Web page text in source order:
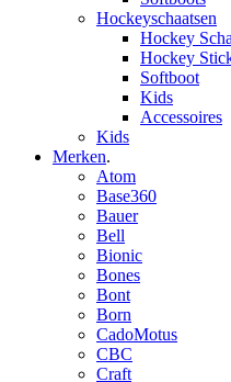
Hockeyschaatsen
Hockey
Hockey
Softboot
Kids
Accessoires
Kids
Merken.
Atom
Base360
Bauer
Bell
Bionic
Bones
Bont
Born
CadoMotus
CBC
Craft